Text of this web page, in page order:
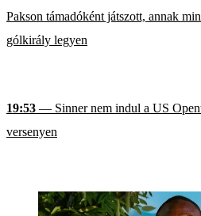
Pakson támadóként játszott, annak
gólkirály legyen
19:53 — Sinner nem indul a US
versenyen